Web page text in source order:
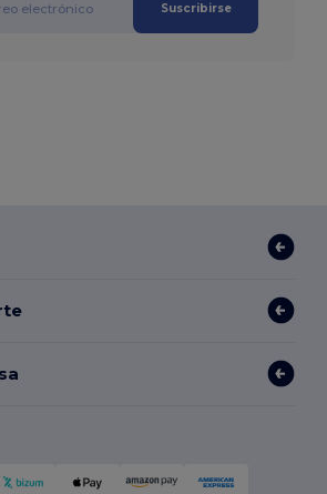
Suscribirse